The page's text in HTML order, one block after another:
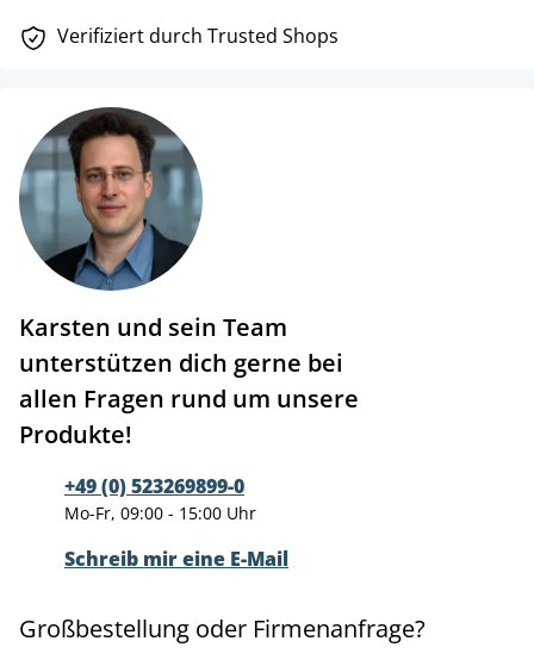
Verifiziert durch Trusted Shops
Karsten und sein Team
unterstützen dich gerne bei
allen Fragen rund um unsere
Produkte!
+49 (0) 523269899-0
Mo-Fr, 09:00 - 15:00 Uhr
Schreib mir eine E-Mail
Großbestellung oder Firmenanfrage?